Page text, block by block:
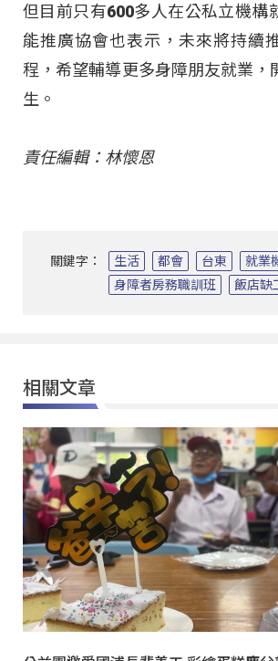
但目前只有600多人在公私立機構
能推廣協會也表示，未來將持續
程，希望輔導更多身障朋友就業，
生。
責任編輯：林懷恩
關鍵字： 生活 都會 台東
就業
身障者房務職訓班
飯店缺
相關文章